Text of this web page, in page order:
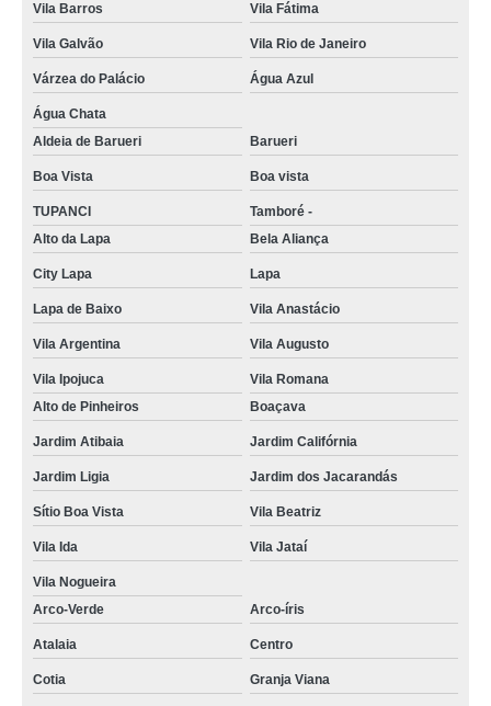
Vila Barros Vila Fátima
Vila Galvão Vila Rio de Janeiro
Várzea do Palácio Água Azul
Água Chata
Aldeia de Barueri
Barueri
Boa Vista Boa vista
TUPANCI
Tamboré -
Alto da Lapa
Bela Aliança
City Lapa Lapa
Lapa de Baixo Vila Anastácio
Vila Argentina Vila Augusto
Vila Ipojuca
Vila Romana
Alto de Pinheiros
Boaçava
Jardim Atibaia Jardim Califórnia
Jardim Ligia Jardim dos Jacarandás
Sítio Boa Vista Vila Beatriz
Vila Ida Vila Jataí
Vila Nogueira
Arco-Verde
Arco-íris
Atalaia Centro
Cotia Granja Viana